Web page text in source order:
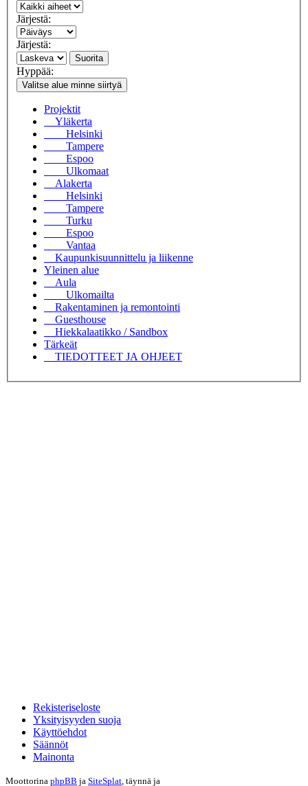
Järjestä:
Järjestä:
Suorita
Hyppää:
Valitse alue minne siirtyä
Projektit
Yläkerta
Helsinki
Tampere
Espoo
Ulkomaat
Alakerta
Helsinki
Tampere
Turku
Espoo
Vantaa
Kaupunkisuunnittelu ja liikenne
Yleinen alue
Aula
Ulkomailta
Rakentaminen ja remontointi
Guesthouse
Hiekkalaatikko / Sandbox
Tärkeät
TIEDOTTEET JA OHJEET
Rekisteriseloste
Yksityisyyden suoja
Käyttöehdot
Säännöt
Mainonta
Moottorina phpBB ja SiteSplat , täynnä ja